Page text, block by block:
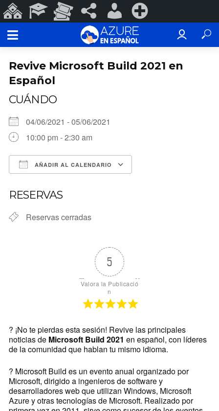
Revive Microsoft Build 2021 en
Español
CUÁNDO
04/06/2021 - 05/06/2021
10:00 pm - 2:30 am
AÑADIR AL CALENDARIO
RESERVAS
Reservas cerradas
5
Valora la Publicació
n
? ¡No te pierdas esta sesión! Revive las principales
noticias de Microsoft Build 2021 en español, con líderes
de la comunidad que hablan tu mismo idioma.
? Microsoft Build es un evento anual organizado por
Microsoft, dirigido a ingenieros de software y
desarrolladores web que utilizan Windows, Microsoft
Azure y otras tecnologías de Microsoft. Realizado por
Sitios
de
Programas
Educativos
Eventos
y
Espectáculos
#ConoSurTech
en
redes
Iniciar
sesión